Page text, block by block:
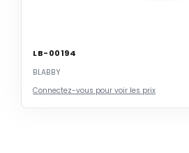
LB-00194
BLABBY
Connectez-vous pour voir les prix